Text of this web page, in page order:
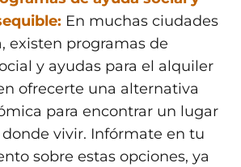
En muchas ciudades
existen programas de
y ayudas para el alquiler
ofrecerte una alternativa
para encontrar un lugar
vivir. Infórmate en tu
sobre estas opciones, ya